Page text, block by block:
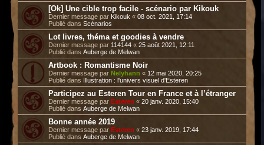
[Ok] Une cible trop facile - scénario par Kikouk
Dernier message par Kikouk « 08 oct. 2021, 17:14
Publié dans Scénarios
Lot livres, théma et goodies à vendre
Dernier message par 114144 « 25 août 2021, 12:11
Publié dans Auberge de Melwan
Artbook : Romantisme Noir
Dernier message par Nelyhann « 12 mai 2020, 20:25
Publié dans
Illustration : l'univers visuel d'Esteren
Participez au Esteren Tour en France et à l’étranger
Dernier message par Esteren « 20 janv. 2020, 15:40
Publié dans Auberge de Melwan
Bonne année 2019
Dernier message par Esteren « 23 janv. 2019, 17:44
Publié dans Auberge de Melwan